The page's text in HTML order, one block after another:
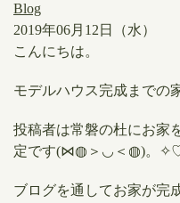
Blog
2019年06月12日（水）
​こんにちは。
モデルハウス完成までの
投稿者は常磐の杜にお家
定です(⋈◍＞◡＜◍)。
ブログを通してお家が完